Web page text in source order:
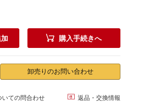
 購入手続きへ
卸売りのお問い合わせ
いての問合わせ  返品・交換情報